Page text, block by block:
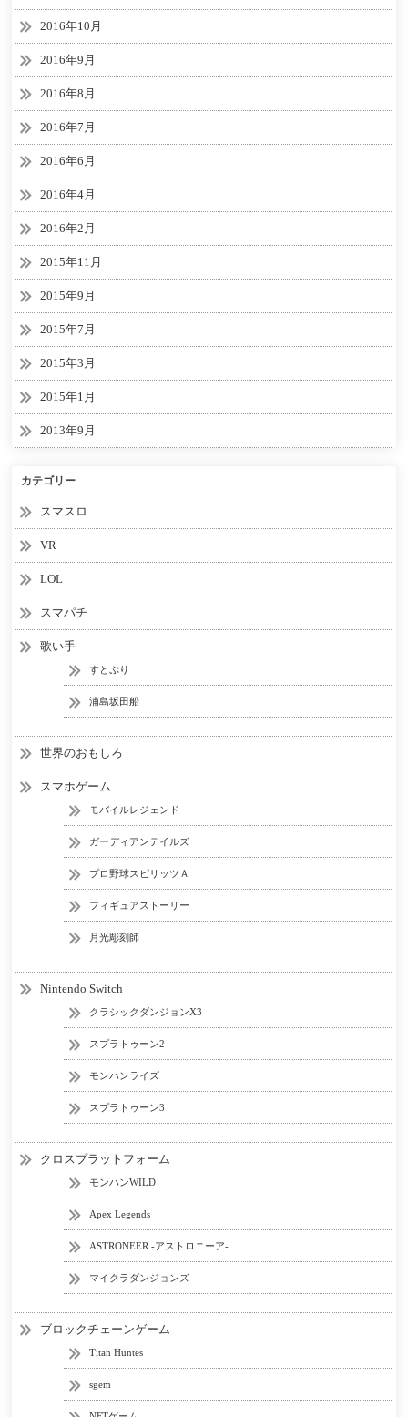
2016年10月
2016年9月
2016年8月
2016年7月
2016年6月
2016年4月
2016年2月
2015年11月
2015年9月
2015年7月
2015年3月
2015年1月
2013年9月
カテゴリー
スマスロ
VR
LOL
スマパチ
歌い手
すとぷり
浦島坂田船
世界のおもしろ
スマホゲーム
モバイルレジェンド
ガーディアンテイルズ
プロ野球スピリッツＡ
フィギュアストーリー
月光彫刻師
Nintendo Switch
クラシックダンジョンX3
スプラトゥーン2
モンハンライズ
スプラトゥーン3
クロスプラットフォーム
モンハンWILD
Apex Legends
ASTRONEER -アストロニーア-
マイクラダンジョンズ
ブロックチェーンゲーム
Titan Huntes
sgem